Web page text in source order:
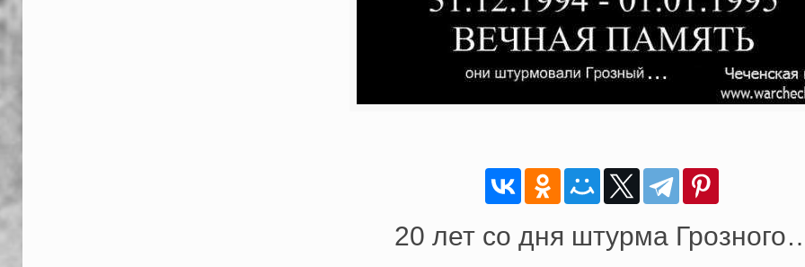
20 лет со дня штурма